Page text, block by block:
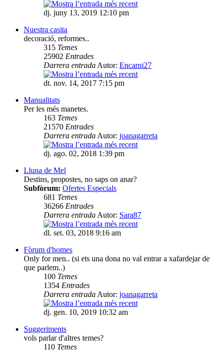
dj. juny 13, 2019 12:10 pm
Nuestra casita
decoració, reformes..
315 Temes
25902 Entrades
Darrera entrada Autor: Encarni27
dt. nov. 14, 2017 7:15 pm
Manualitats
Per les més manetes.
163 Temes
21570 Entrades
Darrera entrada Autor: joanagarreta
dj. ago. 02, 2018 1:39 pm
Lluna de Mel
Destins, propostes, no saps on anar?
Subfòrum: Ofertes Especials
681 Temes
36266 Entrades
Darrera entrada Autor: Sara87
dl. set. 03, 2018 9:16 am
Fòrum d'homes
Only for men.. (si ets una dona no val entrar a xafardejar de
que parlem..)
100 Temes
1354 Entrades
Darrera entrada Autor: joanagarreta
dj. gen. 10, 2019 10:32 am
Suggeriments
vols parlar d'altres temes?
110 Temes